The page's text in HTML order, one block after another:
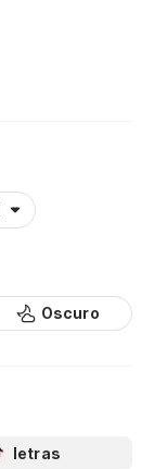
Oscuro
letras